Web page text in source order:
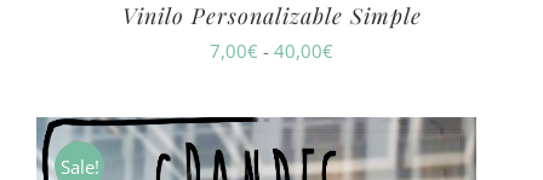
Vinilo Personalizable Simple
7,00€ - 40,00€
precios:
desde
Sale!